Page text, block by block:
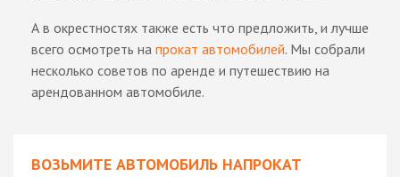
А в окрестностях также есть что предложить, и лучше
всего осмотреть на прокат автомобилей. Мы собрали
несколько советов по аренде и путешествию на
арендованном автомобиле.
ВОЗЬМИТЕ АВТОМОБИЛЬ НАПРОКАТ